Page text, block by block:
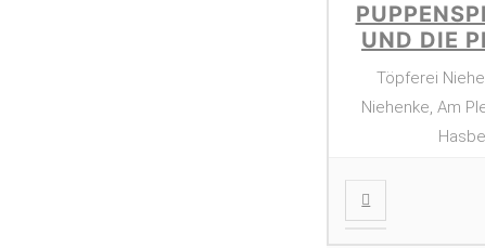
UND DIE
Töpferei
Niehenke, Am